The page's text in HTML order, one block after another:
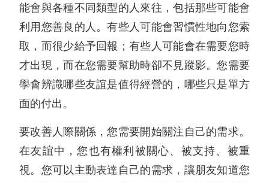
能會與各種不同類型的人來往，包括那些可能會
利用您善良的人。有些人可能會習慣性地向您索
取，而很少給予回報；有些人可能會在需要您時
才出現，而在您需要幫助時卻不見蹤影。您需要
學會辨識哪些友誼是值得經營的，哪些只是單方
面的付出。
要改善人際關係，您需要開始關注自己的需求。
在友誼中，您也有權利被關心、被支持、被重
視。您可以主動表達自己的需求，讓朋友知道您